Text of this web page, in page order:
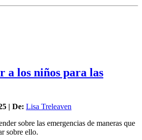
a los niños para las
| De: Lisa Treleaven
sobre las emergencias de maneras que
sobre ello.